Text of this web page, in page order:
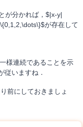
が分かれば，$|x-y|
が存在して
様連続であることを示
従いますね．
前にしておきましょ